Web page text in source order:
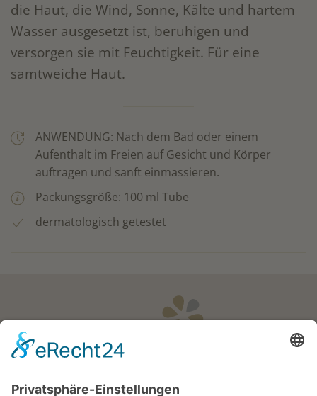
die Haut, die Wind, Sonne, Kälte und hartem
Wasser ausgesetzt ist, beruhigen und
versorgen sie mit Feuchtigkeit. Für eine
samtweiche Haut.
ANWENDUNG: Nach dem Bad oder einem
Aufenthalt im Freien auf Gesicht und Körper
auftragen und sanft einmassieren.
Packungsgröße: 100 ml Tube
dermatologisch getestet